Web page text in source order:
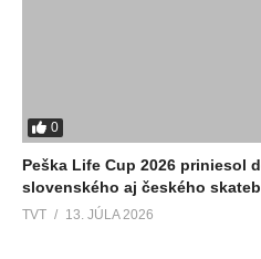
0
Peška Life Cup 2026 priniesol
slovenského aj českého
TVT 13. JÚLA 2026